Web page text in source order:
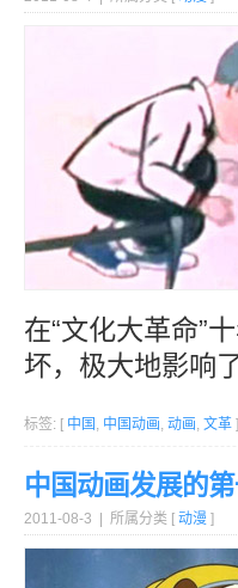
在“文化大革命”
坏，极大地影响
标签: [ 中国 , 中国动画, 动画, 文革 ]
中国动画发展的
2011-08-3 | 所属分类 [ 动漫 ]